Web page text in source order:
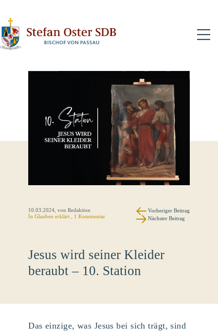
10.03.2024 , von Redaktion
InGlauben erklärt , 1 Kommentar
Vorheriger Beitrag
Nächster Beitrag
Jesus wird seiner Kleider
beraubt – 10. Station
Das einzige, was Jesus bei sich trägt, sind